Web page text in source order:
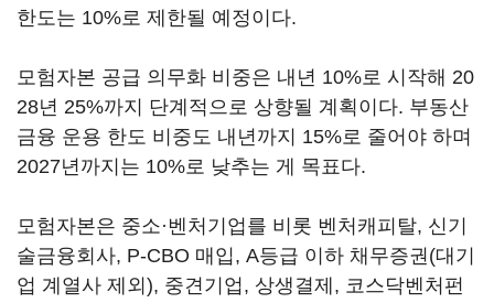
한도는 10%로 제한될 예정이다.
모험자본 공급 의무화 비중은 내년 10%로 시작해 20
28년 25%까지 단계적으로 상향될 계획이다. 부동산
금융 운용 한도 비중도 내년까지 15%로 줄어야 하며
2027년까지는 10%로 낮추는 게 목표다.
모험자본은 중소·벤처기업를 비롯 벤처캐피탈, 신기
술금융회사, P-CBO 매입, A등급 이하 채무증권(대기
업 계열사 제외), 중견기업, 상생결제, 코스닥벤처펀